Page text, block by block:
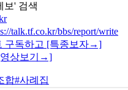
보' 검색
talk.tf.co.kr/bbs/report/write
구독하고 [특종보자→]
영상보기→]
합#사례집